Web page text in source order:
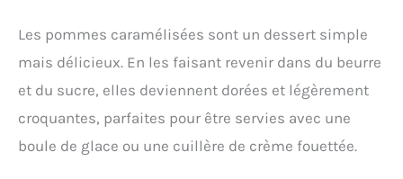
Les pommes caramélisées sont un dessert simple
mais délicieux. En les faisant revenir dans du beurre
et du sucre, elles deviennent dorées et légèrement
croquantes, parfaites pour être servies avec une
boule de glace ou une cuillère de crème fouettée.